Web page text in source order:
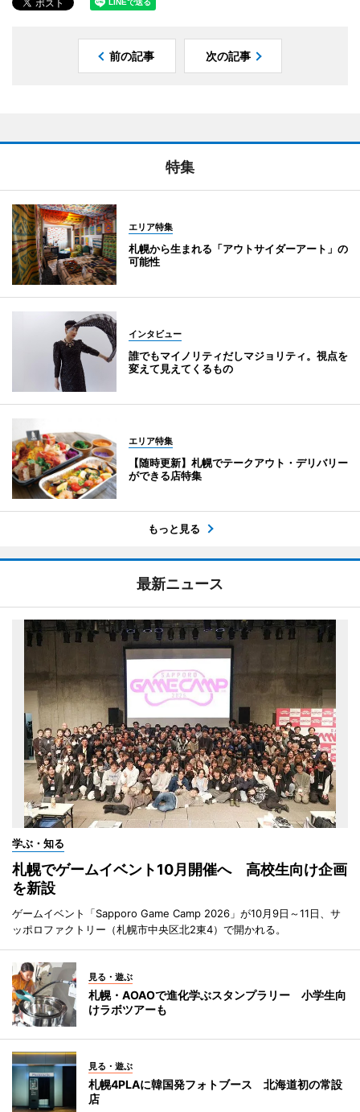
前の記事 次の記事
特集
エリア特集
札幌から生まれる「アウトサイダーアート」の
可能性
インタビュー
誰でもマイノリティだしマジョリティ。視点を
変えて見えてくるもの
エリア特集
【随時更新】札幌でテークアウト・デリバリー
ができる店特集
もっと見る
最新ニュース
学ぶ・知る
札幌でゲームイベント10月開催へ 高校生向け企画
を新設
ゲームイベント「Sapporo Game Camp 2026」が10月9日～11日、サ
ッポロファクトリー（札幌市中央区北2東4）で開かれる。
見る・遊ぶ
札幌・AOAOで進化学ぶスタンプラリー 小学生向
けラボツアーも
見る・遊ぶ
札幌4PLAに韓国発フォトブース 北海道初の常設
店